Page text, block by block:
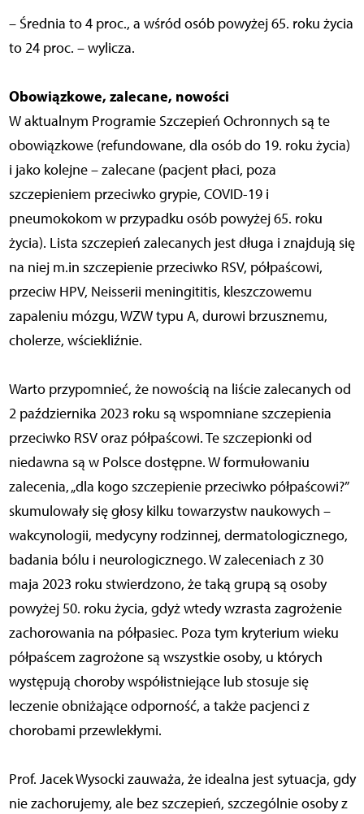
– Średnia to 4 proc., a wśród osób powyżej 65. roku życia
to 24 proc. – wylicza.
Obowiązkowe, zalecane, nowości
W aktualnym Programie Szczepień Ochronnych są te
obowiązkowe (refundowane, dla osób do 19. roku życia)
i jako kolejne – zalecane (pacjent płaci, poza
szczepieniem przeciwko grypie, COVID-19 i
pneumokokom w przypadku osób powyżej 65. roku
życia). Lista szczepień zalecanych jest długa i znajdują się
na niej m.in szczepienie przeciwko RSV, półpaścowi,
przeciw HPV, Neisserii meningititis, kleszczowemu
zapaleniu mózgu, WZW typu A, durowi brzusznemu,
cholerze, wściekliźnie.
Warto przypomnieć, że nowością na liście zalecanych od
2 października 2023 roku są wspomniane szczepienia
przeciwko RSV oraz półpaścowi. Te szczepionki od
niedawna są w Polsce dostępne. W formułowaniu
zalecenia, „dla kogo szczepienie przeciwko półpaścowi?”
skumulowały się głosy kilku towarzystw naukowych –
wakcynologii, medycyny rodzinnej, dermatologicznego,
badania bólu i neurologicznego. W zaleceniach z 30
maja 2023 roku stwierdzono, że taką grupą są osoby
powyżej 50. roku życia, gdyż wtedy wzrasta zagrożenie
zachorowania na półpasiec. Poza tym kryterium wieku
półpaścem zagrożone są wszystkie osoby, u których
występują choroby współistniejące lub stosuje się
leczenie obniżające odporność, a także pacjenci z
chorobami przewlekłymi.
Prof. Jacek Wysocki zauważa, że idealna jest sytuacja, gdy
nie zachorujemy, ale bez szczepień, szczególnie osoby z